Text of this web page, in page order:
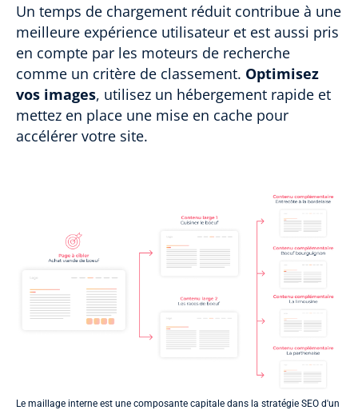
Un temps de chargement réduit contribue à une
meilleure expérience utilisateur et est aussi pris
en compte par les moteurs de recherche
comme un critère de classement. Optimisez
vos images, utilisez un hébergement rapide et
mettez en place une mise en cache pour
accélérer votre site.
Le maillage interne est une composante capitale dans la stratégie SEO d'un